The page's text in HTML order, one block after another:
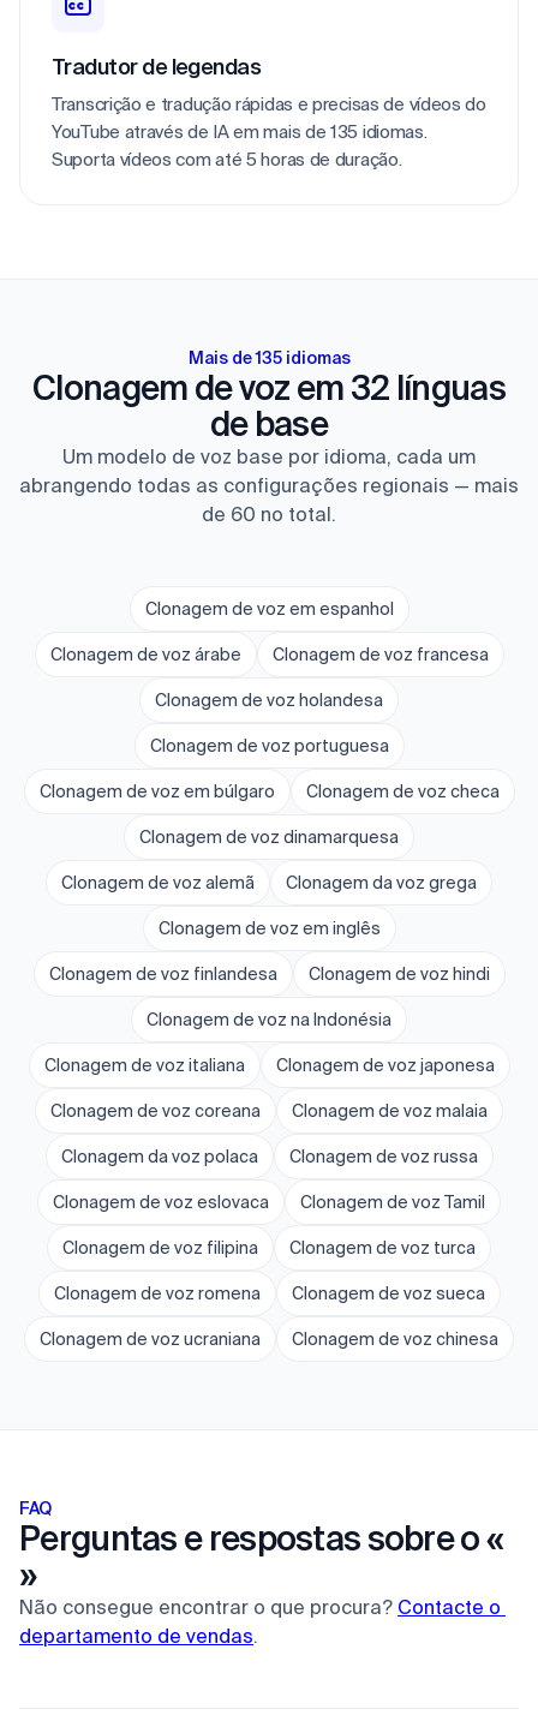
Tradutor de legendas
Transcrição e tradução rápidas e precisas de vídeos do
YouTube através de IA em mais de 135 idiomas.
Suporta vídeos com até 5 horas de duração.
Mais de 135 idiomas
Clonagem de voz em 32 línguas
de base
Um modelo de voz base por idioma, cada um
abrangendo todas as configurações regionais — mais
de 60 no total.
Clonagem de voz em espanhol
Clonagem de voz árabe Clonagem de voz francesa
Clonagem de voz holandesa
Clonagem de voz portuguesa
Clonagem de voz em búlgaro Clonagem de voz checa
Clonagem de voz dinamarquesa
Clonagem de voz alemã Clonagem da voz grega
Clonagem de voz em inglês
Clonagem de voz finlandesa Clonagem de voz hindi
Clonagem de voz na Indonésia
Clonagem de voz italiana Clonagem de voz japonesa
Clonagem de voz coreana Clonagem de voz malaia
Clonagem da voz polaca Clonagem de voz russa
Clonagem de voz eslovaca Clonagem de voz Tamil
Clonagem de voz filipina Clonagem de voz turca
Clonagem de voz romena Clonagem de voz sueca
Clonagem de voz ucraniana Clonagem de voz chinesa
FAQ
Perguntas e respostas sobre o «
»
Não consegue encontrar o que procura? Contacte o
departamento de vendas.